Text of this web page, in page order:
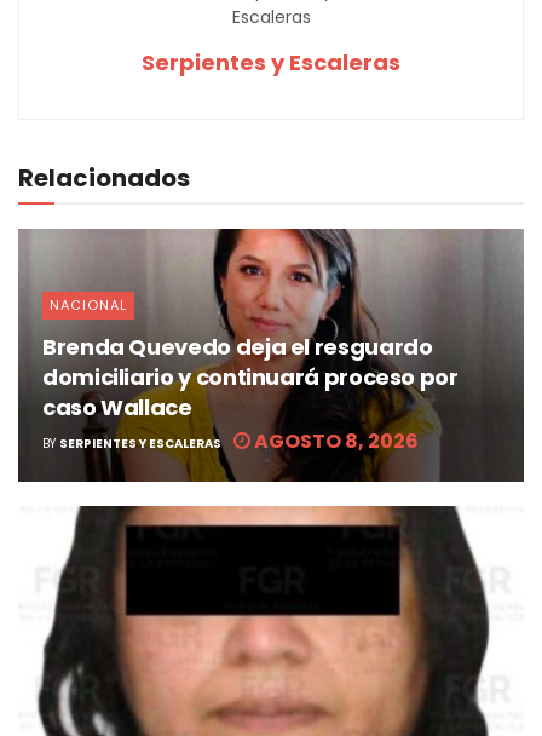
Serpientes y Escaleras
Relacionados
NACIONAL
Brenda Quevedo deja el resguardo
domiciliario y continuará proceso por
caso Wallace
BY SERPIENTES Y ESCALERAS AGOSTO 8, 2026